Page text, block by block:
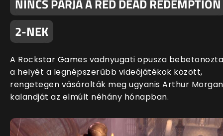
NINCS PÁRJA A RED DEAD REDEMPTION
2-NEK
A Rockstar Games vadnyugati opusza bebetonozta
a helyét a legnépszerűbb videójátékok között,
rengetegen vásárolták meg ugyanis Arthur Morgan
kalandját az elmúlt néhány hónapban.